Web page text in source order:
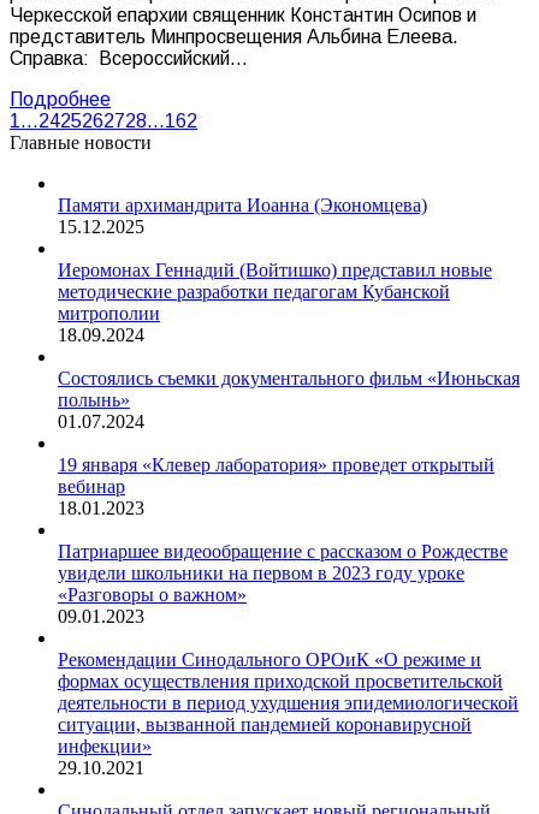
Черкесской епархии священник Константин Осипов и
представитель Минпросвещения Альбина Елеева.
Справка: Всероссийский…
Подробнее
1…2425262728…162
Главные новости
Памяти архимандрита Иоанна (Экономцева)
15.12.2025
Иеромонах Геннадий (Войтишко) представил новые
методические разработки педагогам Кубанской
митрополии
18.09.2024
Состоялись съемки документального фильм «Июньская
полынь»
01.07.2024
19 января «Клевер лаборатория» проведет открытый
вебинар
18.01.2023
Патриаршее видеообращение с рассказом о Рождестве
увидели школьники на первом в 2023 году уроке
«Разговоры о важном»
09.01.2023
Рекомендации Синодального ОРОиК «О режиме и
формах осуществления приходской просветительской
деятельности в период ухудшения эпидемиологической
ситуации, вызванной пандемией коронавирусной
инфекции»
29.10.2021